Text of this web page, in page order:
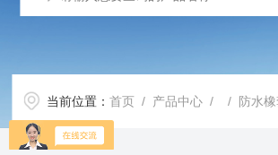
当前位置：首页 / 产品中心 / / 防水